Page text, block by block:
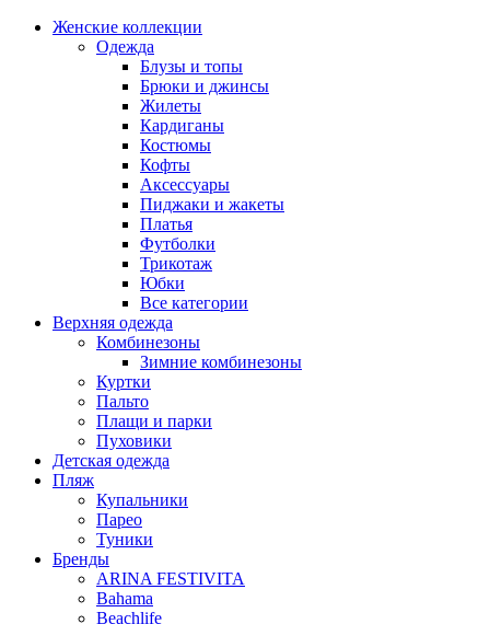
Женские коллекции
Одежда
Блузы и топы
Брюки и джинсы
Жилеты
Кардиганы
Костюмы
Кофты
Аксессуары
Пиджаки и жакеты
Платья
Футболки
Трикотаж
Юбки
Все категории
Верхняя одежда
Комбинезоны
Зимние комбинезоны
Куртки
Пальто
Плащи и парки
Пуховики
Детская одежда
Пляж
Купальники
Парео
Туники
Бренды
ARINA FESTIVITA
Bahama
Beachlife